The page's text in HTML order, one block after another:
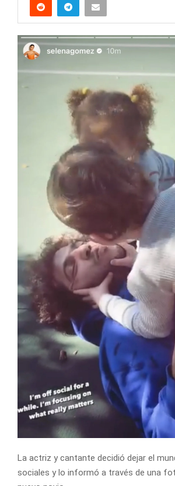
La actriz y cantante decidió dejar el
sociales y lo informó a través de una